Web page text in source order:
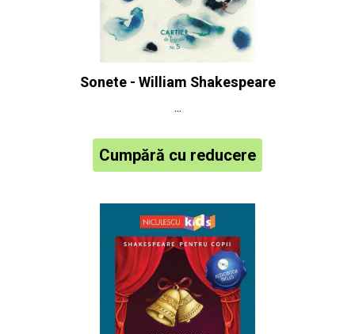
Sonete - William Shakespeare
...
Cumpără cu reducere